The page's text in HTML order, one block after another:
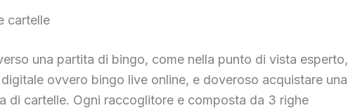
cartelle
una partita di bingo, come nella punto di vista esperto,
ovvero bingo live online, e doveroso acquistare una
di cartelle. Ogni raccoglitore e composta da 3 righe